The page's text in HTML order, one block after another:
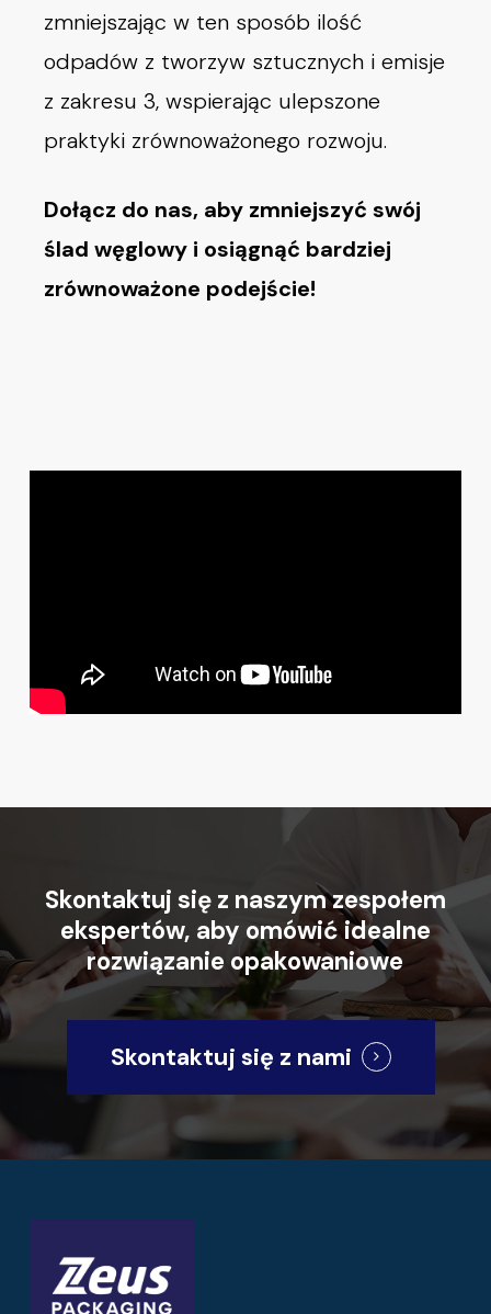
zmniejszając w ten sposób ilość
odpadów z tworzyw sztucznych i emisje
z zakresu 3, wspierając ulepszone
praktyki zrównoważonego rozwoju.
Dołącz do nas, aby zmniejszyć swój
ślad węglowy i osiągnąć bardziej
zrównoważone podejście!
Skontaktuj się z naszymzespołem
ekspertów, aby omówić idealne
rozwiązanie opakowaniowe
Skontaktuj się z nami